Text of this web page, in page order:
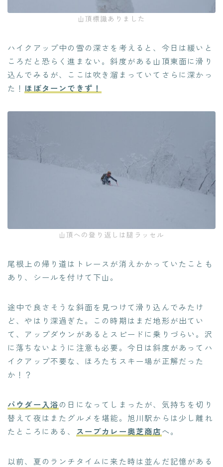
山頂標識ありました
ハイクアップ中の雪の深さを考えると、今日は緩いと
ころだと恐らく進まない。斜度がある山頂東面に滑り
込んでみるが、ここは吹き溜まっていてさらに深かっ
た！ ほぼターンできず！
山頂への登り返しは腿ラッセル
尾根上の帰り道はトレースが消えかかっていたことも
あり、シールを付けて下山。
途中で良さそうな斜面を見つけて滑り込んでみたけ
ど、やはり深過ぎた。この時期はまだ地形が出てい
て、アップダウンがあるとスピードに乗りづらい。沢
に落ちないように注意も必要。今日は斜度があってハ
イクアップ不要な、ほろたちスキー場が正解だった
か！？
パウダー入浴の日になってしまったが、気持ちを切り
替えて夜はまたグルメを堪能。旭川駅からは少し離れ
たところにある、 スープカレー奥芝商店へ。
以前、夏のランチタイムに来た時は並んだ記憶がある